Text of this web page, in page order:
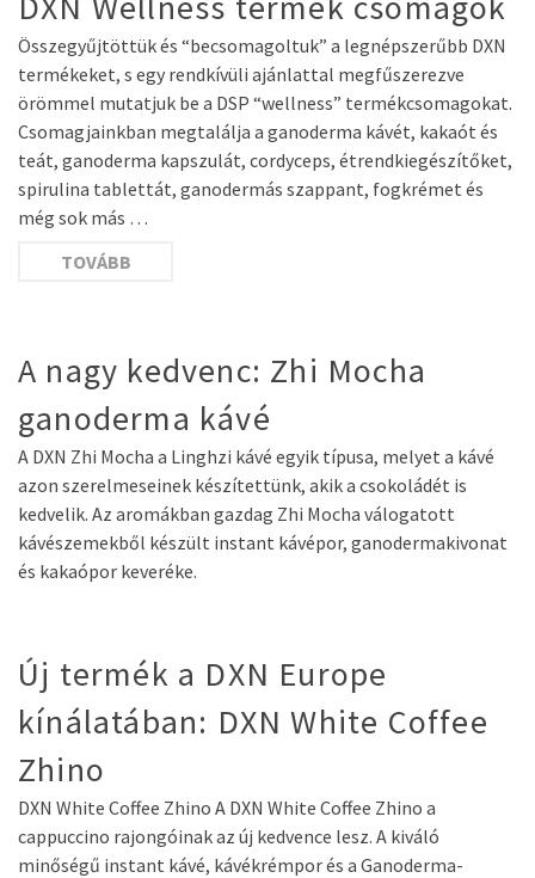
Összegyűjtöttük és “becsomagoltuk” a legnépszerűbb DXN
termékeket, s egy rendkívüli ajánlattal megfűszerezve
örömmel mutatjuk be a DSP “wellness” termékcsomagokat.
Csomagjainkban megtalálja a ganoderma kávét, kakaót és
teát, ganoderma kapszulát, cordyceps, étrendkiegészítőket,
spirulina tablettát, ganodermás szappant, fogkrémet és
még sok más …
TOVÁBB
A nagy kedvenc: Zhi Mocha
ganoderma kávé
A DXN Zhi Mocha a Linghzi kávé egyik típusa, melyet a kávé
azon szerelmeseinek készítettünk, akik a csokoládét is
kedvelik. Az aromákban gazdag Zhi Mocha válogatott
kávészemekből készült instant kávépor, ganodermakivonat
és kakaópor keveréke.
Új termék a DXN Europe
kínálatában: DXN White Coffee
Zhino
DXN White Coffee Zhino A DXN White Coffee Zhino a
cappuccino rajongóinak az új kedvence lesz. A kiváló
minőségű instant kávé, kávékrémpor és a Ganoderma-